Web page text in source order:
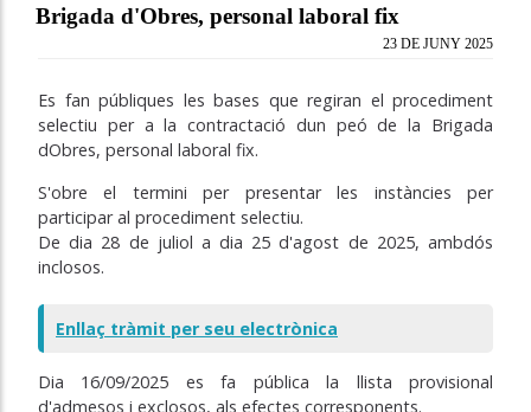
Brigada d'Obres, personal laboral fix
23 DE JUNY 2025
Es fan públiques les bases que regiran el procediment
selectiu per a la contractació dun peó de la Brigada
dObres, personal laboral fix.
S'obre el termini per presentar les instàncies per
participar al procediment selectiu.
De dia 28 de juliol a dia 25 d'agost de 2025, ambdós
inclosos.
Enllaç tràmit per seu electrònica
Dia 16/09/2025 es fa pública la llista provisional
d'admesos i exclosos, als efectes corresponents.